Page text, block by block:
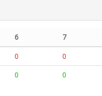
6 7
0 0
0 0